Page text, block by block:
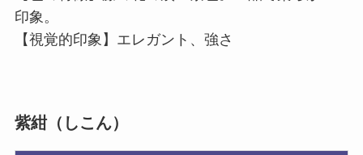
印象。
【視覚的印象】エレガント、強さ
紫紺（しこん）